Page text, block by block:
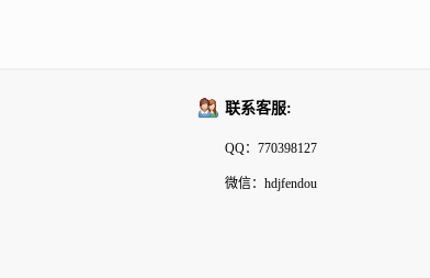
联系客服:
QQ：770398127
微信：hdjfendou